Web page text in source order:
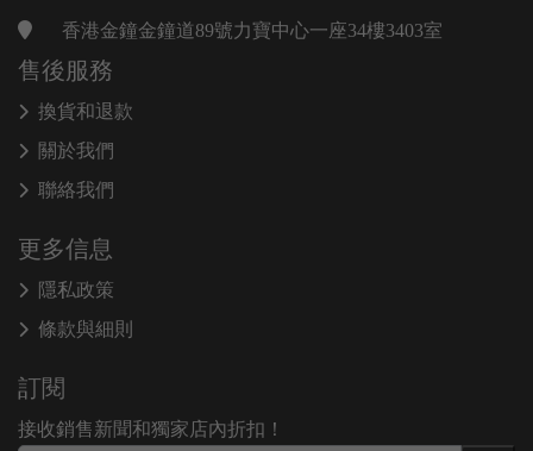
香港金鐘金鐘道89號力寶中心一座34樓3403室
售後服務
換貨和退款
關於我們
聯絡我們
更多信息
隱私政策
條款與細則
訂閱
接收銷售新聞和獨家店內折扣！